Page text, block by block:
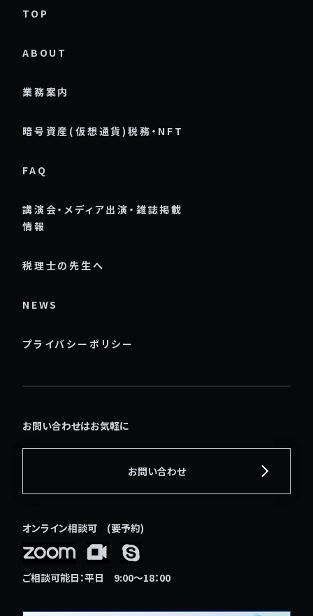
TOP
ABOUT
業務案内
暗号資産(仮想通貨)税務・NFT
FAQ
講演会・メディア出演・雑誌掲載
情報
税理士の先生へ
NEWS
プライバシーポリシー
お問い合わせはお気軽に
お問い合わせ
オンライン相談可 (要予約)
ご相談可能日：平日 9:00〜18：00